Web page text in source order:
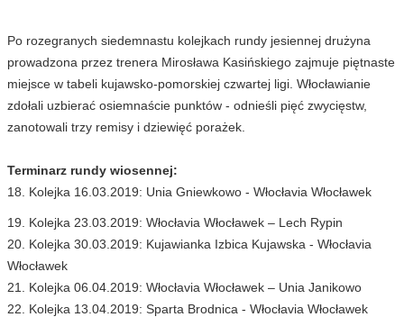
Po rozegranych siedemnastu kolejkach rundy jesiennej drużyna
prowadzona przez trenera Mirosława Kasińskiego zajmuje piętnaste
miejsce w tabeli kujawsko-pomorskiej czwartej ligi. Włocławianie
zdołali uzbierać osiemnaście punktów - odnieśli pięć zwycięstw,
zanotowali trzy remisy i dziewięć porażek.
Terminarz rundy wiosennej:
18. Kolejka 16.03.2019: Unia Gniewkowo - Włocłavia Włocławek
19. Kolejka 23.03.2019: Włocłavia Włocławek – Lech Rypin
20. Kolejka 30.03.2019: Kujawianka Izbica Kujawska - Włocłavia
Włocławek
21. Kolejka 06.04.2019: Włocłavia Włocławek – Unia Janikowo
22. Kolejka 13.04.2019: Sparta Brodnica - Włocłavia Włocławek